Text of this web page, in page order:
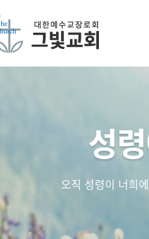
성
오직 성령이 너희